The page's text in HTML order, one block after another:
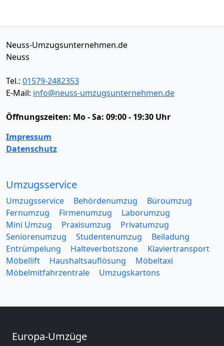
Neuss-Umzugsunternehmen.de
Neuss
Tel.: 01579-2482353
E-Mail: info@neuss-umzugsunternehmen.de
Öffnungszeiten: Mo - Sa: 09:00 - 19:30 Uhr
Impressum
Datenschutz
Umzugsservice
Umzugsservice Behördenumzug
Büroumzug
Fernumzug
Firmenumzug
Laborumzug
Mini Umzug
Praxisumzug
Privatumzug
Seniorenumzug
Studentenumzug
Beiladung
Entrümpelung
Halteverbotszone
Klaviertransport
Möbellift
Haushaltsauflösung
Möbeltaxi
Möbelmitfahrzentrale
Umzugskartons
Europa-Umzüge